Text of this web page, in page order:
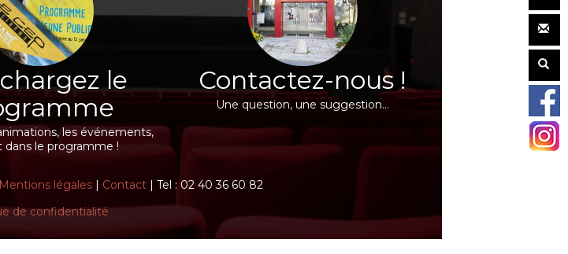
le
les événements,
le programme !
Contactez-nous !
Une question, une suggestion…
Mentions légales | Contact | Tel : 02 40 36 60 82
de confidentialité